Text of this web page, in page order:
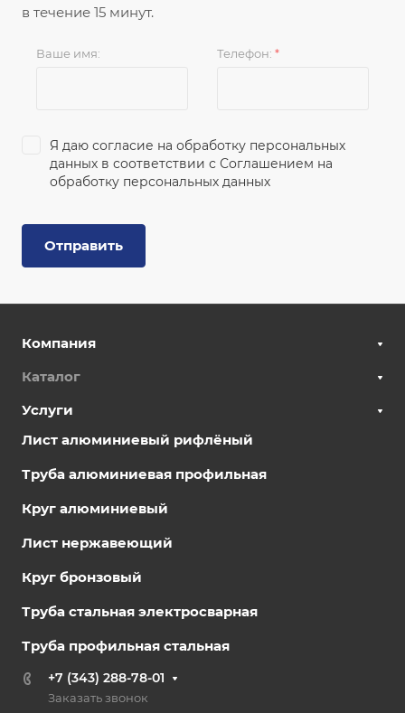
в течение 15 минут.
Ваше имя: Телефон: *
Я даю согласие на обработку персональных
данных в соответствии с Соглашением на
обработку персональных данных
Отправить
Компания
Каталог
Услуги
Лист алюминиевый рифлёный
Труба алюминиевая профильная
Круг алюминиевый
Лист нержавеющий
Круг бронзовый
Труба стальная электросварная
Труба профильная стальная
+7 (343) 288-78-01
Заказать звонок